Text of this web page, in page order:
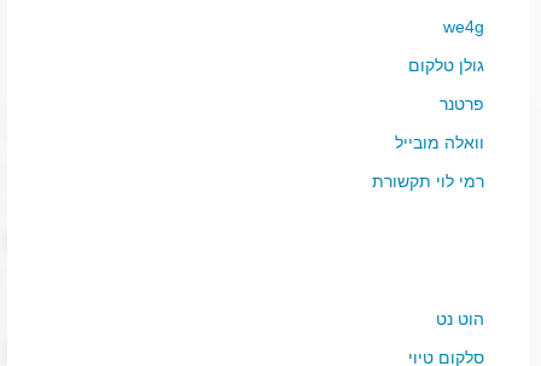
we4g
גולן טלקום
פרטנר
וואלה מובייל
רמי לוי תקשורת
הוט נט
סלקום טיוי